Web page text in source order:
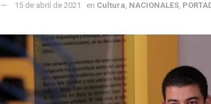
15 de abril de 2021 en Cultura, NACIONALES,